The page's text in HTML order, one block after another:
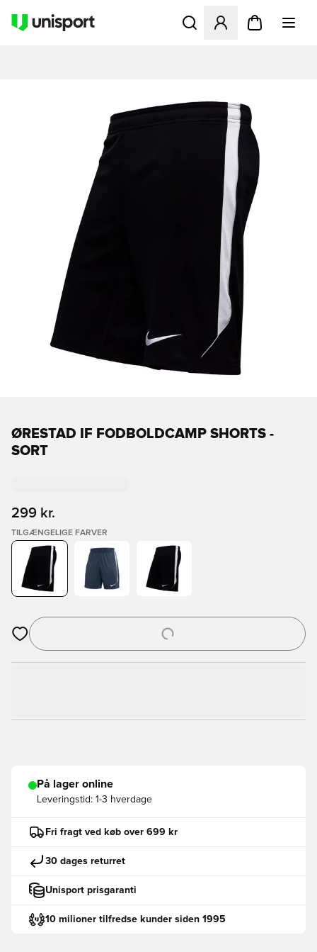
Åbner en Modal til at
ØRESTAD IF FODBOLDCAMP SHORTS -
SORT
299 kr.
TILGÆNGELIGE FARVER
Åbner en Modal til at logge ind eller tilmelde dig som medlem
På lager online
Leveringstid: 1-3 hverdage
Fri fragt ved køb over 699 kr
30 dages returret
Unisport prisgaranti
10 milioner tilfredse kunder siden 1995